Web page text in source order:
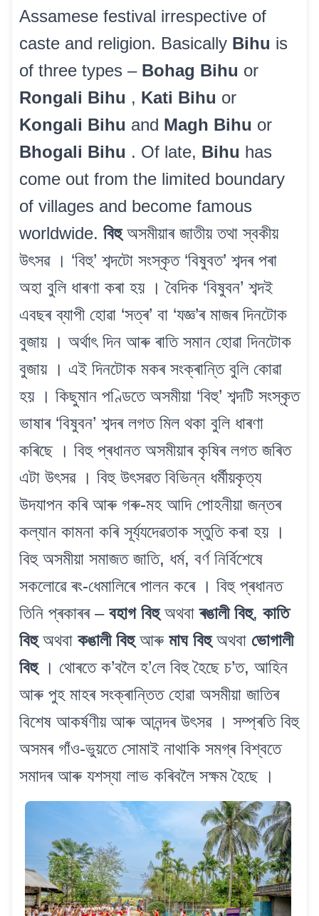
Assamese festival irrespective of
caste and religion. Basically Bihu is
of three types –Bohag Bihu or
Rongali Bihu , Kati Bihu or
Kongali Bihu and Magh Bihu or
Bhogali Bihu . Of late, Bihu has
come out from the limited boundary
of villages and become famous
worldwide. বিহুঅসমীয়াৰ জাতীয় তথা স্বকীয়
উৎসৱ । ‘বিহু’ শব্দটো সংস্কৃত ‘বিষুবত’ শব্দৰ পৰা
অহা বুলি ধাৰণা কৰা হয় । বৈদিক ‘বিষুবন’ শব্দই
এবছৰ ব্যাপী হোৱা ‘সত্ৰ’ বা ‘যজ্ঞ’ৰ মাজৰ দিনটোক
বুজায় । অৰ্থাৎ দিন আৰু ৰাতি সমান হোৱা দিনটোক
বুজায় । এই দিনটোক মকৰ সংক্ৰান্তি বুলি কোৱা
হয় । কিছুমান পণ্ডিতে অসমীয়া ‘বিহু’ শব্দটি সংস্কৃত
ভাষাৰ ‘বিষুবন’ শব্দৰ লগত মিল থকা বুলি ধাৰণা
কৰিছে । বিহু প্ৰধানত অসমীয়াৰ কৃষিৰ লগত জৰিত
এটা উৎসৱ । বিহু উৎসৱত বিভিন্ন ধৰ্মীয়কৃত্য
উদযাপন কৰি আৰু গৰু-মহ আদি পোহনীয়া জন্তৰ
কল্যান কামনা কৰি সূৰ্য্যদেৱতাক স্তুতি কৰা হয় ।
বিহু অসমীয়া সমাজত জাতি, ধৰ্ম, বৰ্ণ নিৰ্বিশেষে
সকলোৱে ৰং-ধেমালিৰে পালন কৰে । বিহু প্ৰধানত
তিনি প্ৰকাৰৰ – বহাগ বিহুঅথবাৰঙালী বিহু, কাতি
বিহুঅথবা কঙালী বিহুআৰু মাঘ বিহুঅথবা ভোগালী
বিহু । থোৰতে ক’বলৈ হ’লে বিহু হৈছে চ’ত, আহিন
আৰু পুহ মাহৰ সংক্ৰান্তিত হোৱা অসমীয়া জাতিৰ
বিশেষ আকৰ্ষণীয় আৰু আনন্দৰ উৎসৱ । সম্প্ৰতি বিহু
অসমৰ গাঁও-ভুয়তে সোমাই নাথাকি সমগ্ৰ বিশ্বতে
সমাদৰ আৰু যশস্যা লাভ কৰিবলৈ সক্ষম হৈছে ।